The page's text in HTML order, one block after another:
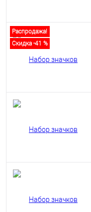
Распродажа!
Скидка -41 %